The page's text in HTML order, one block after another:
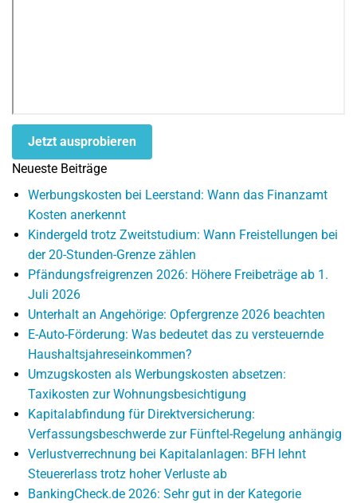
Jetzt ausprobieren
Neueste Beiträge
Werbungskosten bei Leerstand: Wann das Finanzamt
Kosten anerkennt
Kindergeld trotz Zweitstudium: Wann Freistellungen bei
der 20-Stunden-Grenze zählen
Pfändungsfreigrenzen 2026: Höhere Freibeträge ab 1.
Juli 2026
Unterhalt an Angehörige: Opfergrenze 2026 beachten
E-Auto-Förderung: Was bedeutet das zu versteuernde
Haushaltsjahreseinkommen?
Umzugskosten als Werbungskosten absetzen:
Taxikosten zur Wohnungsbesichtigung
Kapitalabfindung für Direktversicherung:
Verfassungsbeschwerde zur Fünftel-Regelung anhängig
Verlustverrechnung bei Kapitalanlagen: BFH lehnt
Steuererlass trotz hoher Verluste ab
BankingCheck.de 2026: Sehr gut in der Kategorie